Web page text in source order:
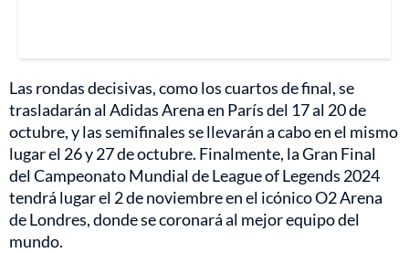
Las rondas decisivas, como los cuartos de final, se
trasladarán al Adidas Arena en París del 17 al 20 de
octubre, y las semifinales se llevarán a cabo en el mismo
lugar el 26 y 27 de octubre. Finalmente, la Gran Final
del Campeonato Mundial de League of Legends 2024
tendrá lugar el 2 de noviembre en el icónico O2 Arena
de Londres, donde se coronará al mejor equipo del
mundo.